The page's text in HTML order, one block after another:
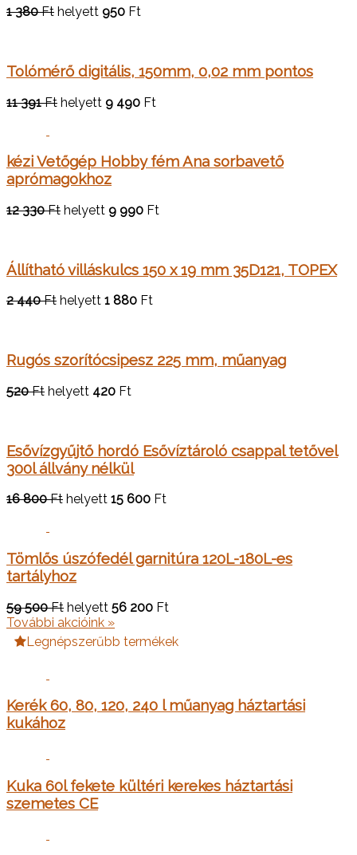
1 380 Ft helyett 950 Ft
Tolómérő digitális, 150mm, 0,02 mm pontos
11 391 Ft helyett 9 490 Ft
kézi Vetőgép Hobby fém Ana sorbavető
aprómagokhoz
12 330 Ft helyett 9 990 Ft
Állítható villáskulcs 150 x 19 mm 35D121, TOPEX
2 440 Ft helyett 1 880 Ft
Rugós szorítócsipesz 225 mm, műanyag
520 Ft helyett 420 Ft
Esővízgyűjtő hordó Esővíztároló csappal tetővel
300l állvány nélkül
16 800 Ft helyett 15 600 Ft
Tömlős úszófedél garnitúra 120L-180L-es
tartályhoz
59 500 Ft helyett 56 200 Ft
További akcióink »
Legnépszerűbb termékek
Kerék 60, 80, 120, 240 l műanyag háztartási
kukához
Kuka 60l fekete kültéri kerekes háztartási
szemetes CE